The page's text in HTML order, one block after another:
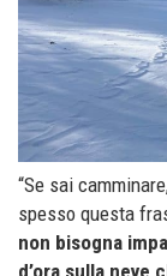
“Se sai
spesso questa
non bisogna
d’ora sulla neve